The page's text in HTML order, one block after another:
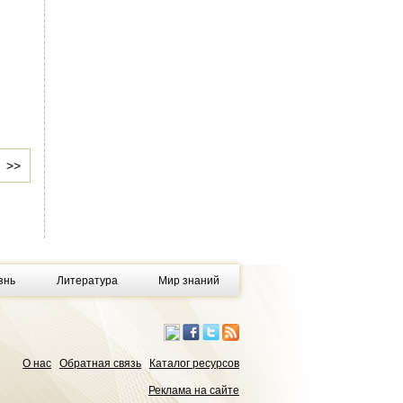
>>
Литература Мир знаний
О нас Обратная связь Каталог ресурсов
Реклама на сайте